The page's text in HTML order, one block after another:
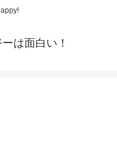
は面白い！